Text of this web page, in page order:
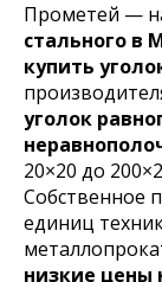
Прометей —
стального в
купить
уголок
20×20 до
Собственное
единиц
низкие цены